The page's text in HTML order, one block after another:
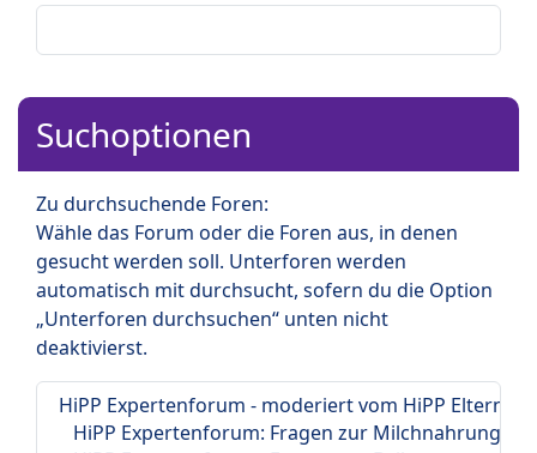
Suchoptionen
Zu durchsuchende Foren:
Wähle das Forum oder die Foren aus, in denen
gesucht werden soll. Unterforen werden
automatisch mit durchsucht, sofern du die Option
„Unterforen durchsuchen“ unten nicht
deaktivierst.